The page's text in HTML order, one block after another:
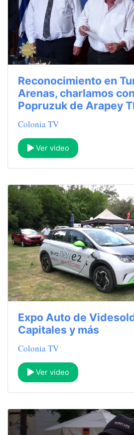
Reconocimiento en
Arenas, charlamos
Popruzuk de Arapey
Colonia TV
Ver video
Expo Auto de
Capitales y más
Colonia TV
Ver video